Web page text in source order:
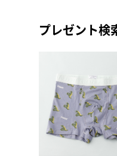
プレゼント検